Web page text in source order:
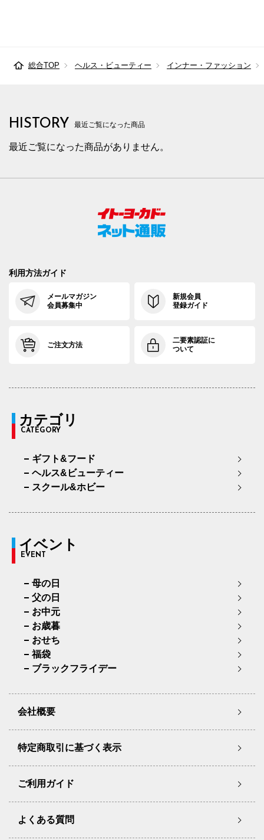
総合TOP ヘルス・ビューティー インナー・ファッション
HISTORY 最近ご覧になった商品
最近ご覧になった商品がありません。
利用方法ガイド
メールマガジン
会員募集中
新規会員
登録ガイド
ご注文方法
二要素認証に
ついて
カテゴリ
CATEGORY
ギフト&フード
ヘルス&ビューティー
スクール&ホビー
イベント
EVENT
母の日
父の日
お中元
お歳暮
おせち
福袋
ブラックフライデー
会社概要
特定商取引に基づく表示
ご利用ガイド
よくある質問